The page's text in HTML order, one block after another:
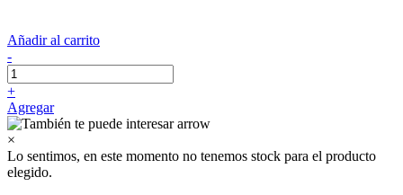
Añadir al carrito
-
+
Agregar
×
Lo sentimos, en este momento no tenemos stock para el producto
elegido.